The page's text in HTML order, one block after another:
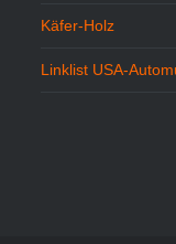
Käfer-Holz
Linklist USA-